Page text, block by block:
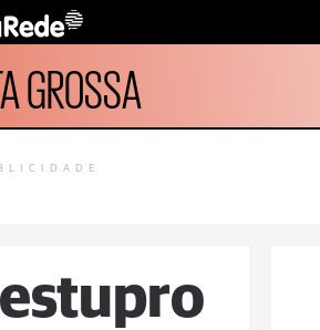
GROSSA